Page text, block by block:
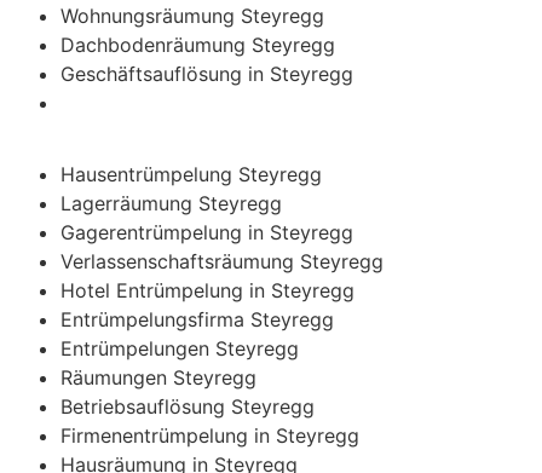
Wohnungsräumung Steyregg
Dachbodenräumung Steyregg
Geschäftsauflösung in Steyregg
Hausentrümpelung Steyregg
Lagerräumung Steyregg
Gagerentrümpelung in Steyregg
Verlassenschaftsräumung Steyregg
Hotel Entrümpelung in Steyregg
Entrümpelungsfirma Steyregg
Entrümpelungen Steyregg
Räumungen Steyregg
Betriebsauflösung Steyregg
Firmenentrümpelung in Steyregg
Hausräumung in Steyregg